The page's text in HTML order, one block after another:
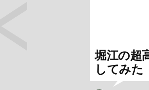
堀江の超
してみた